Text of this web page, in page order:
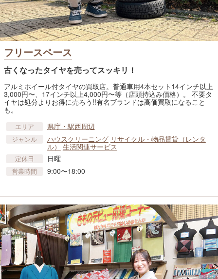
フリースペース
古くなったタイヤを売ってスッキリ！
アルミホイール付タイヤの買取店。普通車用4本セット14インチ以上
3,000円〜、17インチ以上4,000円〜等（店頭持込み価格）。 不要タ
イヤは処分よりお得に売ろう!!有名ブランドは高価買取になること
も。
エリア 県庁・駅西周辺
ジャンル ハウスクリーニング リサイクル・物品賃貸​（レンタ
ル）
生活関連サービス
定休日 日曜
営業時間 9:00〜18:00